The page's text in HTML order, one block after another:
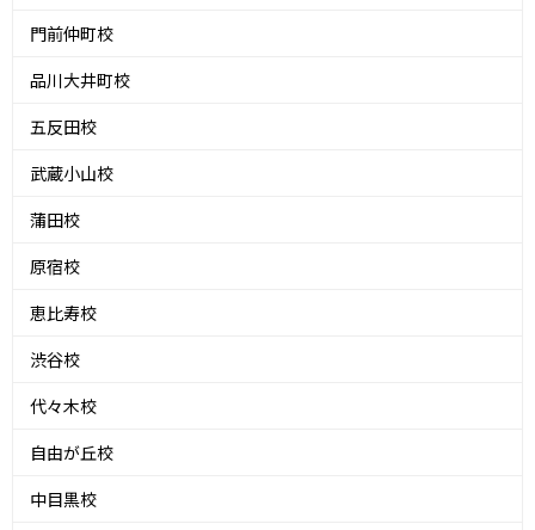
門前仲町校
品川大井町校
五反田校
武蔵小山校
蒲田校
原宿校
恵比寿校
渋谷校
代々木校
自由が丘校
中目黒校